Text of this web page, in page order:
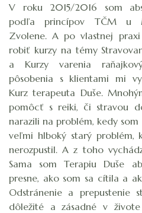
V roku 2015/2016 som
podľa princípov TČM u
Zvolene. A po vlastnej
robiť kurzy na témy
a Kurzy varenia
pôsobenia s klientami mi
Kurz terapeuta Duše.
pomôcť s reiki, či stravou
narazili na problém, kedy
veľmi hlboký starý problém,
nerozpustil. A z toho
Sama som Terapiu Duše
presne, ako som sa cítila a
Odstránenie a prepustenie
dôležité a zásadné v